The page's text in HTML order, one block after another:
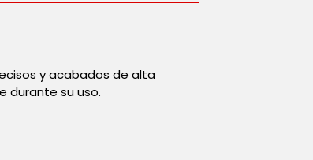
y acabados de alta
durante su uso.